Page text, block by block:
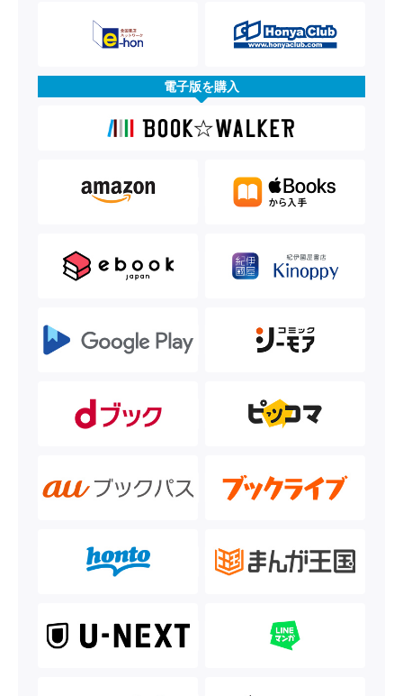
電子版を購入